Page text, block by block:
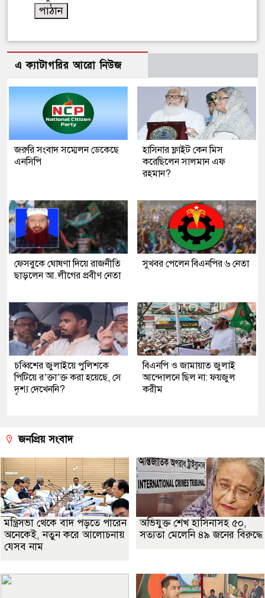
এ ক্যাটাগরির আরো নিউজ
জরুরি সংবাদ সম্মেলন ডেকেছে
এনসিপি
হাসিনার ফ্লাইট কেন মিস
করেছিলেন সালমান এফ
রহমান?
ফেসবুকে ঘোষণা দিয়ে রাজনীতি
ছাড়লেন আ.লীগের প্রবীণ নেতা
সুখবর পেলেন বিএনপির ৬ নেতা
চব্বিশের জুলাইয়ে পুলিশকে
পিটিয়ে র’ক্তা’ক্ত করা হয়েছে, সে
দৃশ্য দেখেননি?
বিএনপি ও জামায়াত জুলাই
আন্দোলনে ছিল না: ফয়জুল
করীম
জনপ্রিয় সংবাদ
মন্ত্রিসভা থেকে বাদ পড়তে পারেন
অনেকেই, নতুন করে আলোচনায়
যেসব নাম
অভিযুক্ত শেখ হাসিনাসহ ৫০,
সত্যতা মেলেনি ৪৯ জনের বিরুদ্ধে